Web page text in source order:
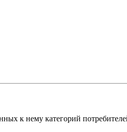
к нему категорий